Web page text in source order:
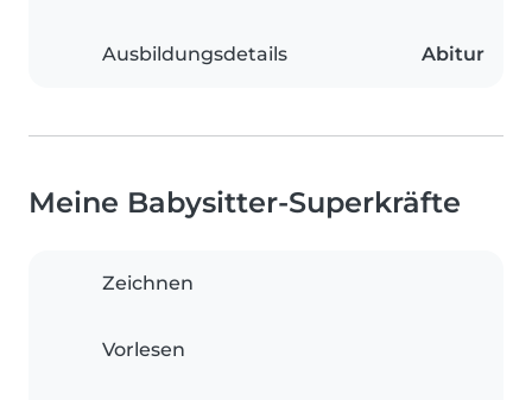
Ausbildungsdetails Abitur
Meine Babysitter-Superkräfte
Zeichnen
Vorlesen